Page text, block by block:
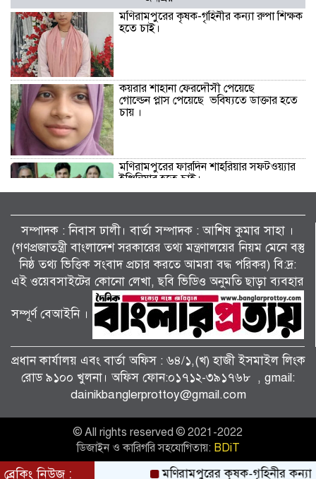
মণিরামপুরের কৃষক-গৃহিনীর কন্যা রুপা শিক্ষক
হতে চাই।
কয়রার শাহানা ফেরদৌসী পেয়েছে
গোল্ডেন প্লাস পেয়েছে ভবিষ্যতে ডাক্তার হতে
চায় ।
মণিরামপুরের ফারদিন শাহরিয়ার সফটওয়্যার
ইঞ্জিনিয়ার হতে চাই।
কেশবপুরে খাদ্য সংকটে ঐতিহ্যবাহী বিরল
প্রজাতির কালোমুখো হনুমান।
খুলনা মহানগরীতে নারী গুলিবিদ্ধ।
তালায় আলাদিপুর সরকারি প্রাথমিক বিদ্যালয়ে
কৃতি শিক্ষার্থীদের সম্বর্ধনা অনুষ্ঠিত ।
বিলাইছড়িতে জিপিএ ৫ পেয়েছে তানজিলা
আহাম্মদ বৃষ্টি ; পাসের হার ৩২.৭৬ %।
সম্পাদক : নিবাস ঢালী। বার্তা সম্পাদক : আশিষ কুমাৱ সাহা ।
(গণপ্রজাতন্ত্রী বাংলাদেশ সরকারের তথ্য মন্ত্রণালয়ের নিয়ম মেনে বস্তু
নিষ্ঠ তথ্য ভিত্তিক সংবাদ প্রচার করতে আমরা বদ্ধ পরিকর) বি:দ্র:
এই ওয়েবসাইটের কোনো লেখা, ছবি ভিডিও অনুমতি ছাড়া ব্যবহার
সম্পূর্ণ বেআইনি ।
প্রধান কার্যালয় এবং বার্তা অফিস : ৬৪/১,(খ) হাজী ইসমাইল লিংক
রোড ৯১০০ খুলনা। অফিস ফোন:০১৭১২-৩৯১৭৬৮ , gmail:
dainikbanglerprottoy@gmail.com
ব্রেকিং নিউজ : মণিরামপুরের কৃষক-গৃহিনীর কন্যা
© All rights reserved © 2021-2022
ডিজাইন ও কারিগরি সহযোগিতায়: BDiT